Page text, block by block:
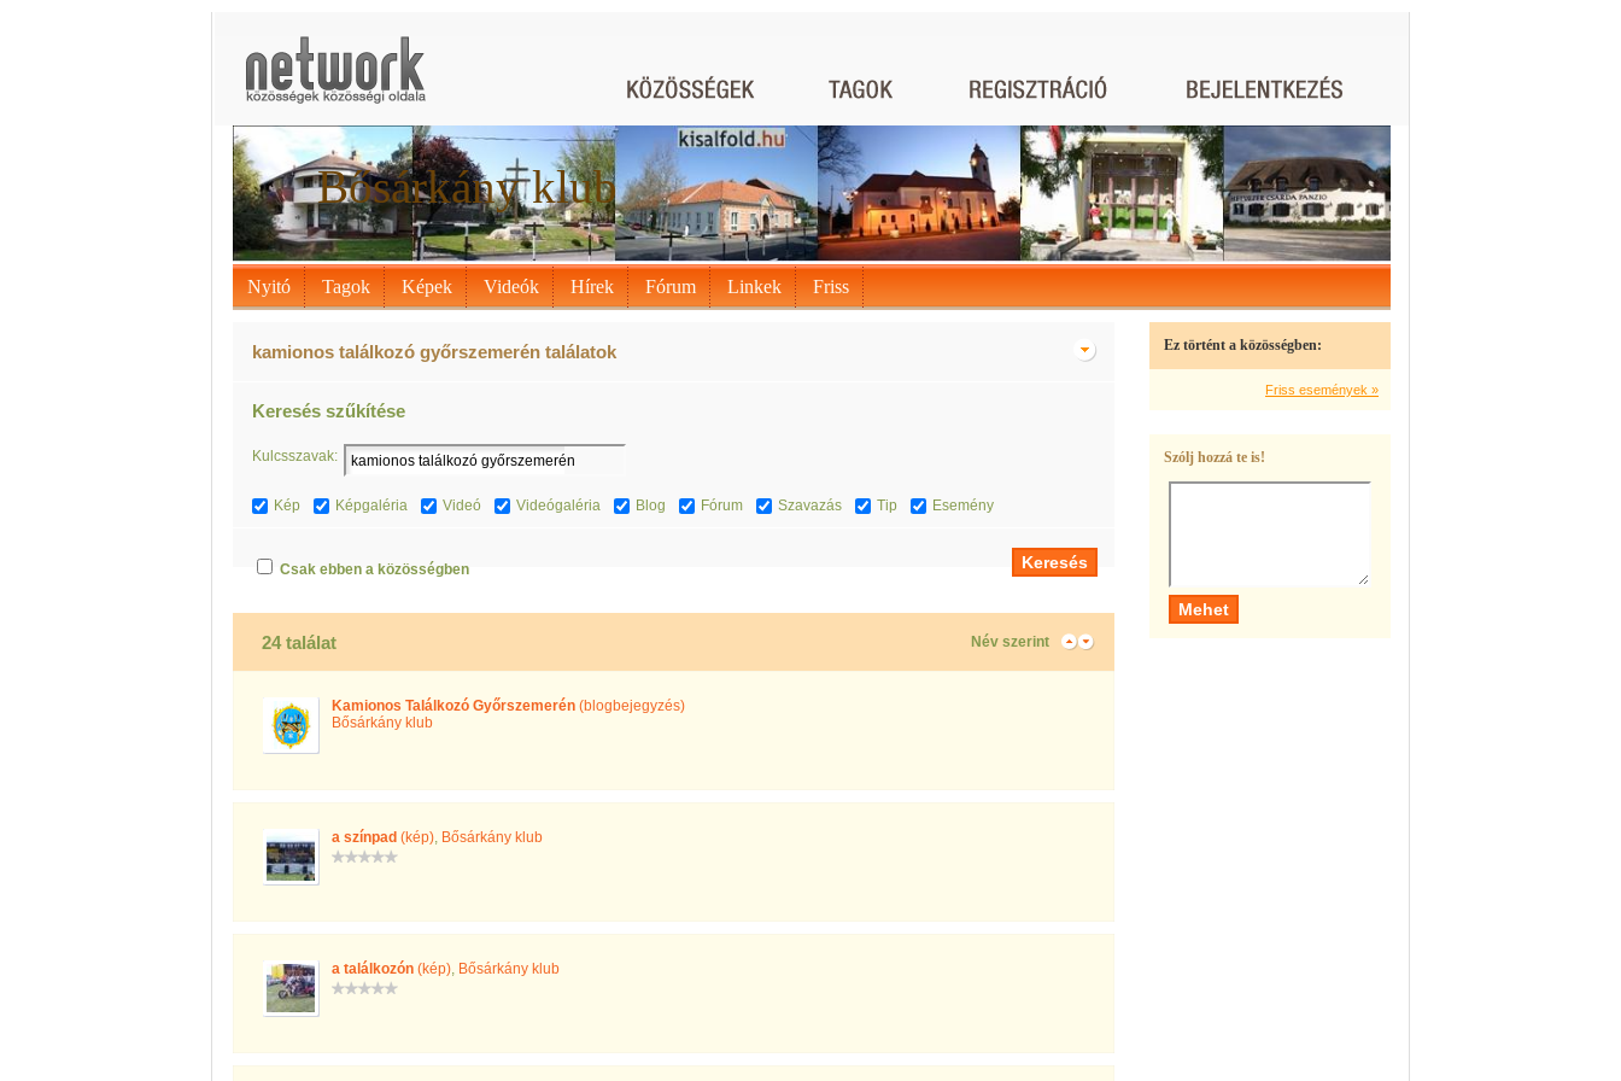
Bősárkány klub
Nyitó Tagok Képek Videók Hírek Fórum Linkek Friss
kamionos találkozó győrszemerén találatok
Keresés szűkítése
Kulcsszavak:
Kép Képgaléria Videó Videógaléria Blog Fórum Szavazás Tip Esemény
Csak ebben a közösségben
24 találat Név szerint
Kamionos Találkozó Győrszemerén (blogbejegyzés)
Bősárkány klub
a színpad (kép), Bősárkány klub
a találkozón (kép), Bősárkány klub
Ez történt a közösségben:
Friss események »
Szólj hozzá te is!